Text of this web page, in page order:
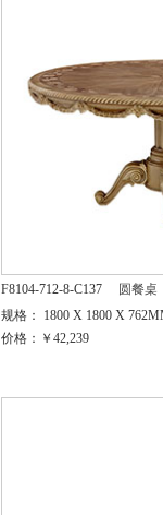
F8104-712-8-C137
圆餐桌
规格： 1800 X 1800 X
价格：￥42,239